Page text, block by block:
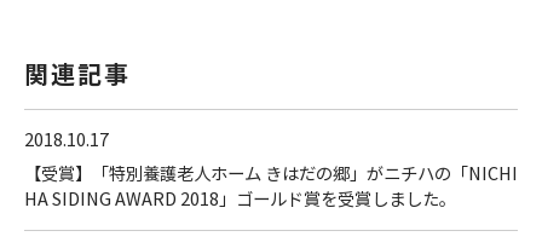
関連記事
2018.10.17
【受賞】「特別養護老人ホーム きはだの郷」がニチハの「NICHI
HA SIDING AWARD 2018」ゴールド賞を受賞しました。